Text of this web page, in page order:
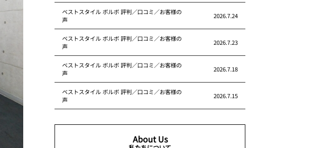
ベストスタイル ボルボ 評判／口コミ／お客様の
声
2026.7.24
ベストスタイル ボルボ 評判／口コミ／お客様の
声
2026.7.23
ベストスタイル ボルボ 評判／口コミ／お客様の
声
2026.7.18
ベストスタイル ボルボ 評判／口コミ／お客様の
声
2026.7.15
About Us